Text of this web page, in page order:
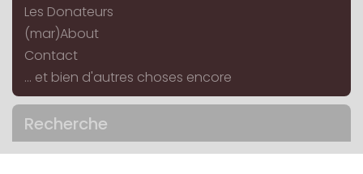
Les Donateurs
(mar)About
Contact
... et bien d'autres choses encore
Recherche